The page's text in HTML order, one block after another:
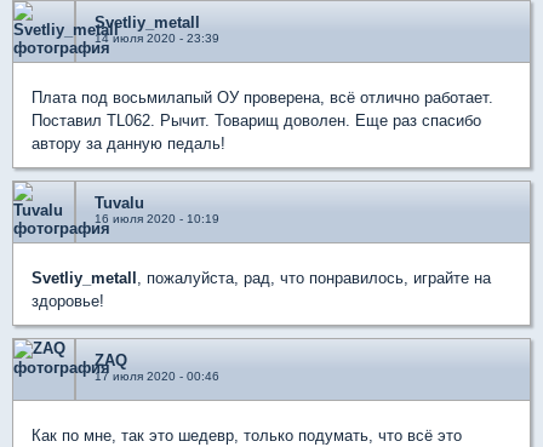
Svetliy_metall
14 июля 2020 - 23:39
Плата под восьмилапый ОУ проверена, всё отлично работает.
Поставил TL062. Рычит. Товарищ доволен. Еще раз спасибо
автору за данную педаль!
Tuvalu
16 июля 2020 - 10:19
Svetliy_metall , пожалуйста, рад, что понравилось, играйте на
здоровье!
ZAQ
17 июля 2020 - 00:46
Как по мне, так это шедевр, только подумать, что всё это